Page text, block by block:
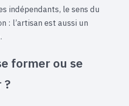
indépendants, le sens du
: l’artisan est aussi un
former ou se
?